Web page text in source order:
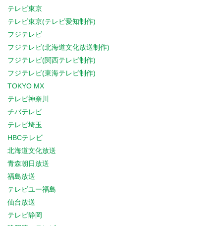
テレビ東京
テレビ東京(テレビ愛知制作)
フジテレビ
フジテレビ(北海道文化放送制作)
フジテレビ(関西テレビ制作)
フジテレビ(東海テレビ制作)
TOKYO MX
テレビ神奈川
チバテレビ
テレビ埼玉
HBCテレビ
北海道文化放送
青森朝日放送
福島放送
テレビユー福島
仙台放送
テレビ静岡